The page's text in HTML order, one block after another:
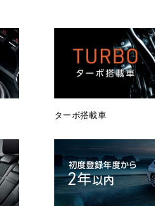
ターボ搭載車